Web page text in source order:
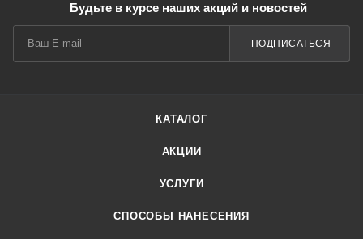
Будьте в курсе наших акций и новостей
ПОДПИСАТЬСЯ
КАТАЛОГ
АКЦИИ
УСЛУГИ
СПОСОБЫ НАНЕСЕНИЯ